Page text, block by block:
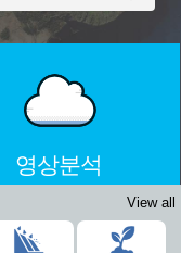
영상분석
View all